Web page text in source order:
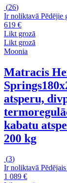
(26)
Ir noliktavā Pēdējie
619 €
Likt grozā
Likt grozā
Moonia
Matracis
Springs
atsperu,
kabatu
200 kg
(3)
Ir noliktavā
1 089 €